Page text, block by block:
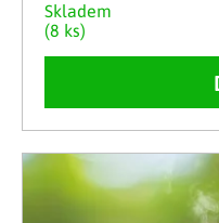
Skladem
(8 ks)